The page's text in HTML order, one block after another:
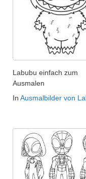
Labubu einfach zum
Ausmalen
In Ausmalbilder von